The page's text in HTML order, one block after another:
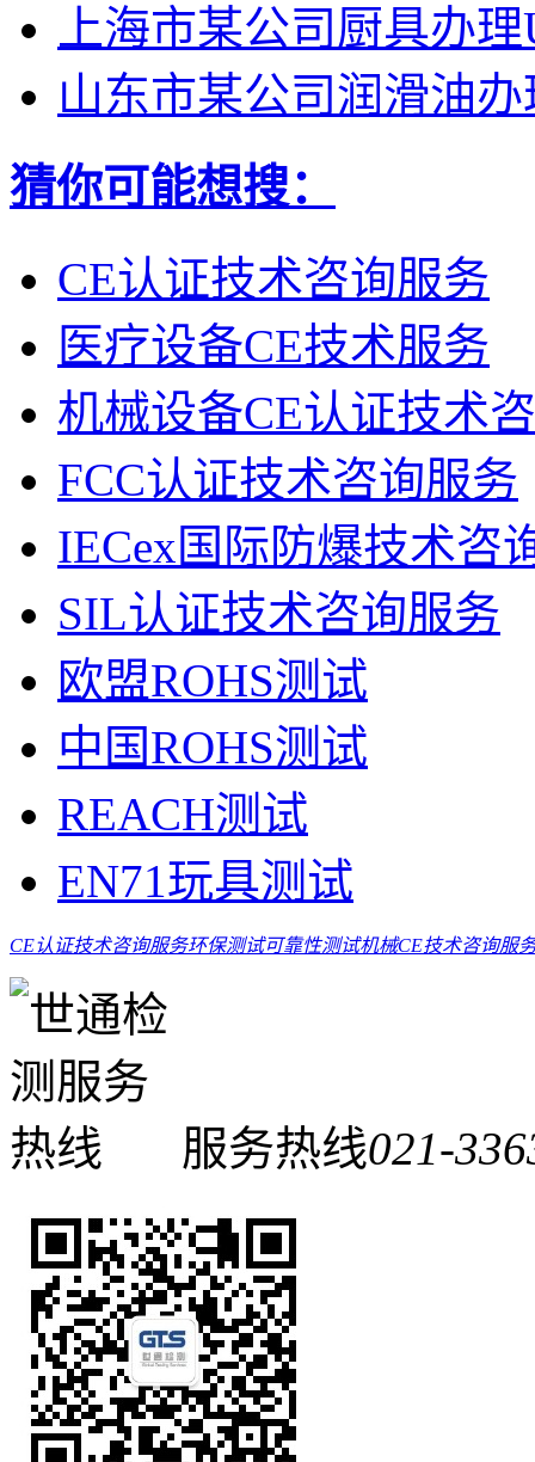
上海市某公司厨具办
山东市某公司润滑油办
猜你可能想搜：
CE认证技术咨询服务
医疗设备CE技术服务
机械设备CE认证技术
FCC认证技术咨询服务
IECex国际防爆技术咨
SIL认证技术咨询服务
欧盟ROHS测试
中国ROHS测试
REACH测试
EN71玩具测试
CE认证技术咨询服务环保测试可靠性测试机械CE技术咨询服
服务热线021-